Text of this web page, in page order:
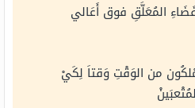
المُعَلَّقِ فوق أَعَالي
من الوَقْتِ وَقتاَ لِكَيْ